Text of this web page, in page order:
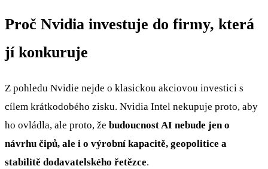
Proč Nvidia investuje do firmy, která
jí konkuruje
Z pohledu Nvidie nejde o klasickou akciovou investici s
cílem krátkodobého zisku. Nvidia Intel nekupuje proto, aby
ho ovládla, ale proto, že budoucnost AI nebude jen o
návrhu čipů, ale i o výrobní kapacitě, geopolitice a
stabilitě dodavatelského řetězce.